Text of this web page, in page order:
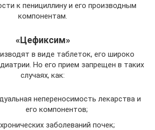
к пенициллину и его производным
компонентам.
«Цефиксим»
в виде таблеток, его широко
Но его прием запрещен в таких
случаях, как:
непереносимость лекарства и
его компонентов;
хронических заболеваний почек;